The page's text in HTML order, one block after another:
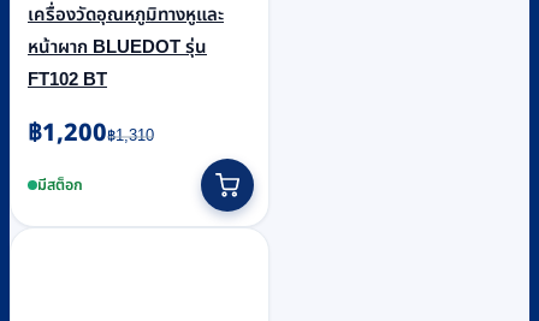
เครื่องวัดอุณหภูมิทางหูและ
หน้าผาก BLUEDOT รุ่น
FT102 BT
฿1,310
Original
price
was:
฿1,200
Current
price
is:มีสต็อก